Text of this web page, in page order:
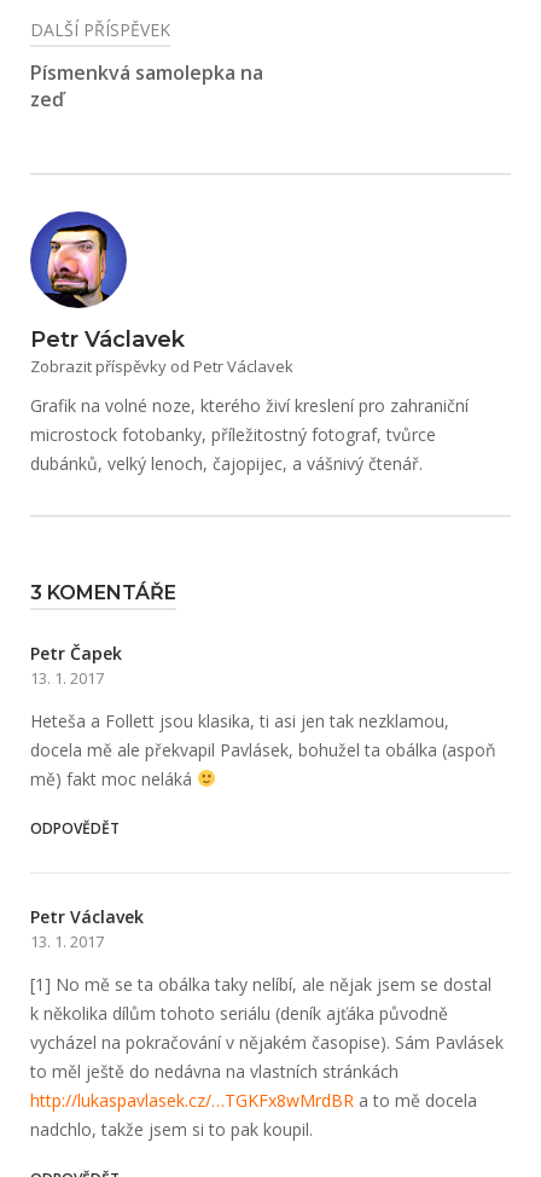
DALŠÍ PŘÍSPĚVEK
Písmenkvá samolepka na
zeď
Petr Václavek
Zobrazit příspěvky od Petr Václavek
Grafik na volné noze, kterého živí kreslení pro zahraniční
microstock fotobanky, příležitostný fotograf, tvůrce
dubánků, velký lenoch, čajopijec, a vášnivý čtenář.
3 KOMENTÁŘE
Petr Čapek
13. 1. 2017
Heteša a Follett jsou klasika, ti asi jen tak nezklamou,
docela mě ale překvapil Pavlásek, bohužel ta obálka (aspoň
mě) fakt moc neláká
ODPOVĚDĚT
Petr Václavek
13. 1. 2017
[1] No mě se ta obálka taky nelíbí, ale nějak jsem se dostal
k několika dílům tohoto seriálu (deník ajťáka původně
vycházel na pokračování v nějakém časopise). Sám Pavlásek
to měl ještě do nedávna na vlastních stránkách
http://lukaspa­vlasek.cz/…TGKFx8w­MrdBR a to mě docela
nadchlo, takže jsem si to pak koupil.